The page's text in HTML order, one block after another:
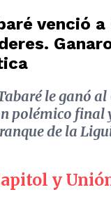
venció a
le ganó al
polémico final
de la
y